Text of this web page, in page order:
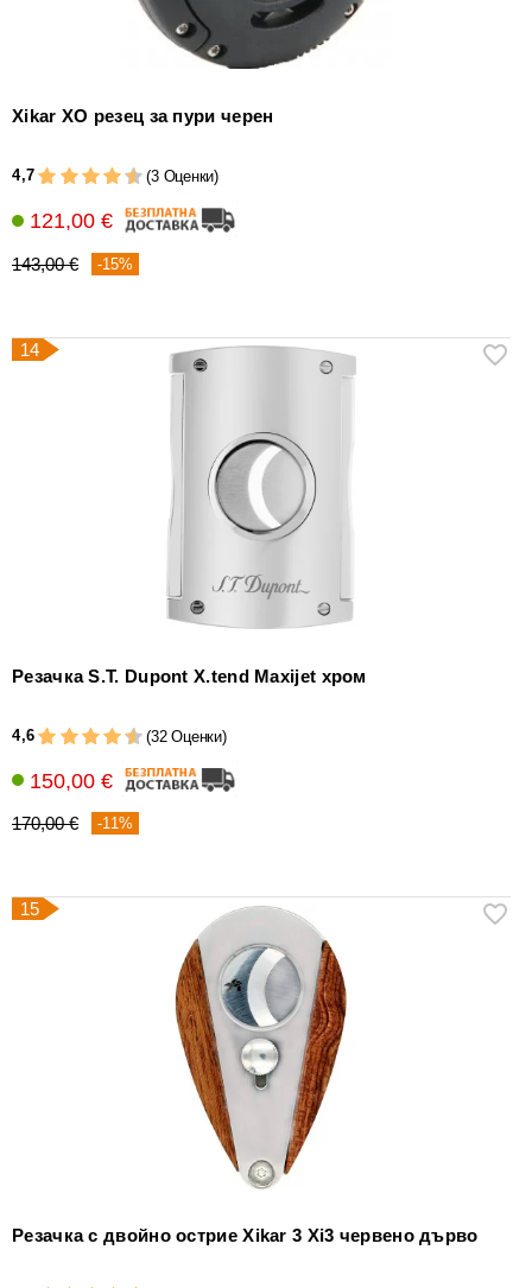
Xikar XO резец за пури черен
4,7 (3 Оценки)
121,00 €
143,00 € -15%
14
Резачка S.T. Dupont X.tend Maxijet хром
4,6 (32 Оценки)
150,00 €
170,00 € -11%
15
Резачка с двойно острие Xikar 3 Xi3 червено дърво